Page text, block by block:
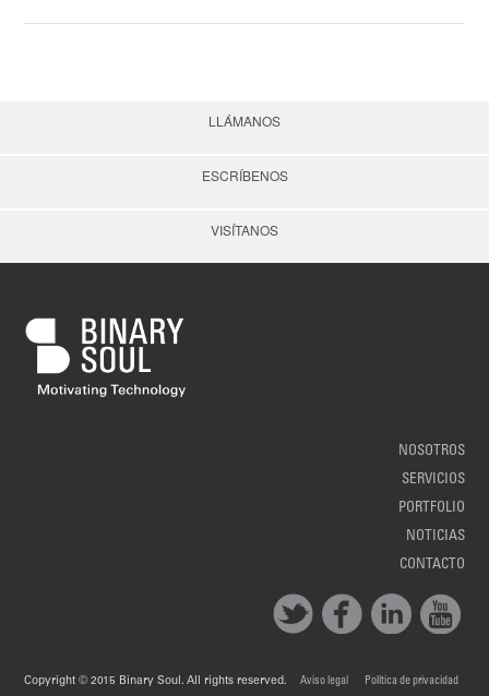
LLÁMANOS
ESCRÍBENOS
VISÍTANOS
NOSOTROS
SERVICIOS
PORTFOLIO
NOTICIAS
CONTACTO
Copyright © 2015 Binary Soul. All rights reserved. Aviso legal Política de privacidad